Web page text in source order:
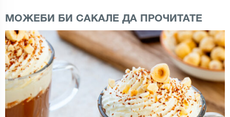
МОЖЕБИ БИ САКАЛЕ ДА ПРОЧИТАТЕ